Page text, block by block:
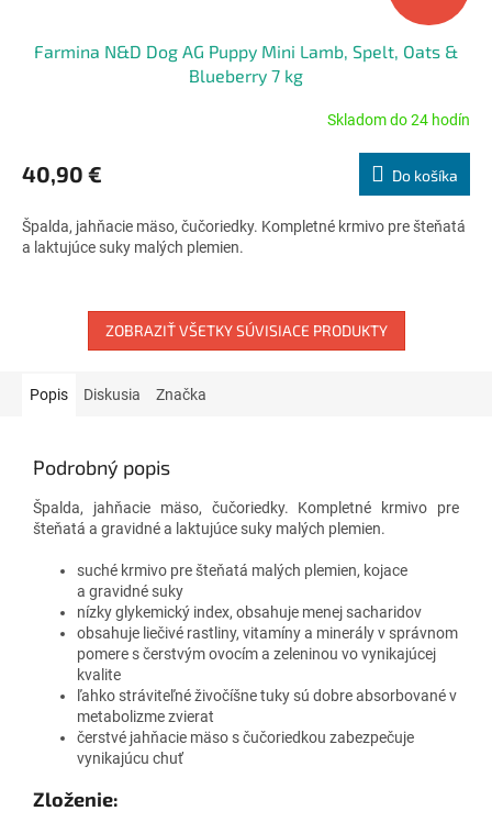
Farmina N&D Dog AG Puppy Mini Lamb, Spelt, Oats &
Blueberry 7 kg
produktu
je
z
5
Skladom do 24 hodín
40,90 € Do košíka
Špalda, jahňacie mäso, čučoriedky. Kompletné krmivo pre šteňatá
a laktujúce suky malých plemien.
ZOBRAZIŤ VŠETKY SÚVISIACE PRODUKTY
Popis Diskusia Značka
Podrobný popis
Špalda, jahňacie mäso, čučoriedky. Kompletné krmivo pre
šteňatá a gravidné a laktujúce suky malých plemien.
suché krmivo pre šteňatá malých plemien, kojace
a gravidné suky
nízky glykemický index, obsahuje menej sacharidov
obsahuje liečivé rastliny, vitamíny a minerály v správnom
pomere s čerstvým ovocím a zeleninou vo vynikajúcej
kvalite
ľahko stráviteľné živočíšne tuky sú dobre absorbované v
metabolizme zvierat
čerstvé jahňacie mäso s čučoriedkou zabezpečuje
vynikajúcu chuť
Zloženie: